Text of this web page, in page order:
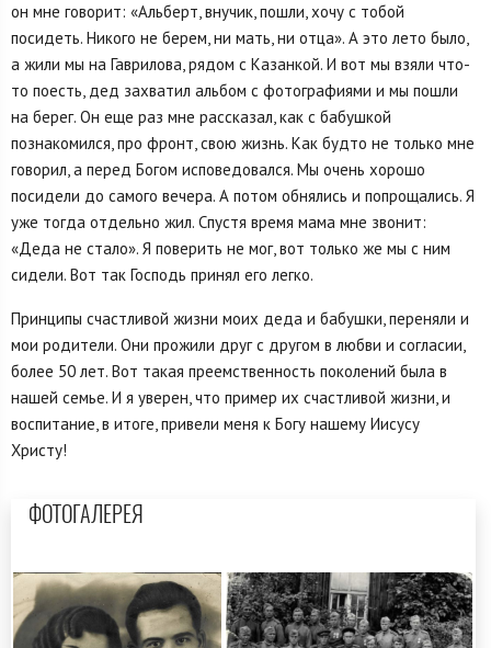
он мне говорит: «Альберт, внучик, пошли, хочу с тобой
посидеть. Никого не берем, ни мать, ни отца». А это лето было,
а жили мы на Гаврилова, рядом с Казанкой. И вот мы взяли что-
то поесть, дед захватил альбом с фотографиями и мы пошли
на берег. Он еще раз мне рассказал, как с бабушкой
познакомился, про фронт, свою жизнь. Как будто не только мне
говорил, а перед Богом исповедовался. Мы очень хорошо
посидели до самого вечера. А потом обнялись и попрощались. Я
уже тогда отдельно жил. Спустя время мама мне звонит:
«Деда не стало». Я поверить не мог, вот только же мы с ним
сидели. Вот так Господь принял его легко.
Принципы счастливой жизни моих деда и бабушки, переняли и
мои родители. Они прожили друг с другом в любви и согласии,
более 50 лет. Вот такая преемственность поколений была в
нашей семье. И я уверен, что пример их счастливой жизни, и
воспитание, в итоге, привели меня к Богу нашему Иисусу
Христу!
ФОТОГАЛЕРЕЯ